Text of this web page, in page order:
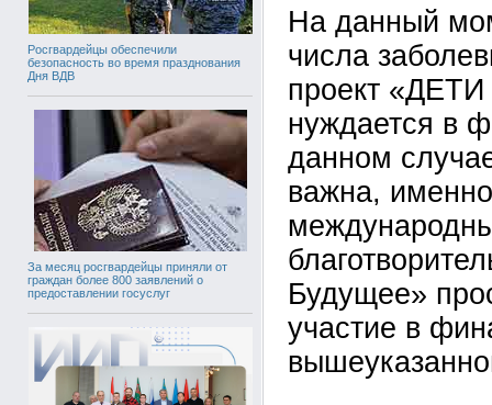
Росгвардейцы обеспечили
безопасность во время празднования
Дня ВДВ
За месяц росгвардейцы приняли от
граждан более 800 заявлений о
предоставлении госуслуг
На данный
числа
проект
нуждается в
данном
важна,
Будущее»
участие в